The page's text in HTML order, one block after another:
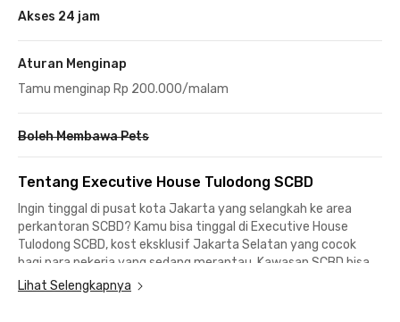
Akses 24 jam
Aturan Menginap
Tamu menginap Rp 200.000/malam
Boleh Membawa Pets
Tentang Executive House Tulodong SCBD
Ingin tinggal di pusat kota Jakarta yang selangkah ke area
perkantoran SCBD? Kamu bisa tinggal di Executive House
Tulodong SCBD, kost eksklusif Jakarta Selatan yang cocok
bagi para pekerja yang sedang merantau. Kawasan SCBD bisa
dicapai dalam 5 menit berkendara atau 15 menit berjalan kaki
yang lebih sehat.
Lihat Selengkapnya